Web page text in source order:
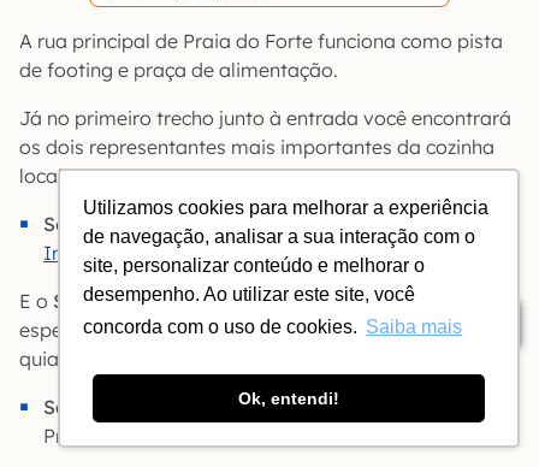
Utilizamos cookies para melhorar a experiência
de navegação, analisar a sua interação com o
site, personalizar conteúdo e melhorar o
desempenho. Ao utilizar este site, você
concorda com o uso de cookies. Saiba mais
Ok, entendi!
Índice
A rua principal de Praia do Forte funciona como pista
de footing e praça de alimentação.
Já no primeiro trecho junto à entrada você encontrará
os dois representantes mais importantes da cozinha
local: oSouza Bar, de insuperáveis bolinhos de peixe.
Souza Bar
| Rua Principal, s/n | Tel (71) 3676-1386 |
Instagram
E o Sabor da Vila/Restaurante do Zequinha
especialidade é um ensopado de peixe com banana e
quiabo.
Sabor da Vila/Restaurante do Zequinha
Principal, 159 | Tel (71) 3676-1777 |